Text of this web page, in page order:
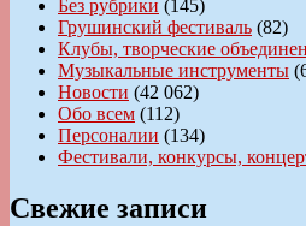
Без рубрики (145)
Грушинский фестиваль (82)
Клубы, творческие
Музыкальные инструменты
Новости (42 062)
Обо всем (112)
Персоналии (134)
Фестивали, конкурсы,
Свежие записи